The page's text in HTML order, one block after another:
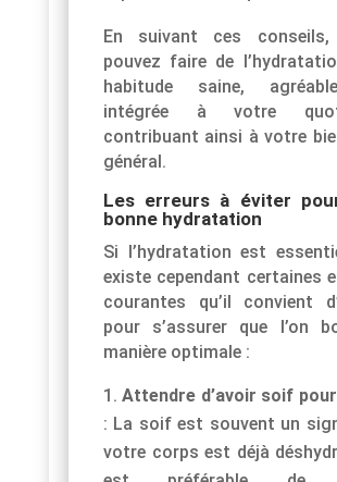
En suivant ces conseils,
pouvez faire de
habitude saine,
intégrée à votre
contribuant ainsi à votre
général.
Les erreurs à éviter
bonne hydratation
Si l’hydratation est
existe cependant certaines
courantes qu’il convient
pour s’assurer que l’on
manière optimale :
Attendre d’avoir soif
: La soif est souvent un
votre corps est déjà